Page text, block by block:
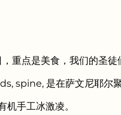
重点是美食，我们的圣徒
spine, 是在萨文尼耶尔
手工冰激凌。